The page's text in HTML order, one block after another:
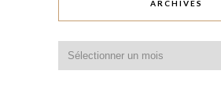
ARCHIVES